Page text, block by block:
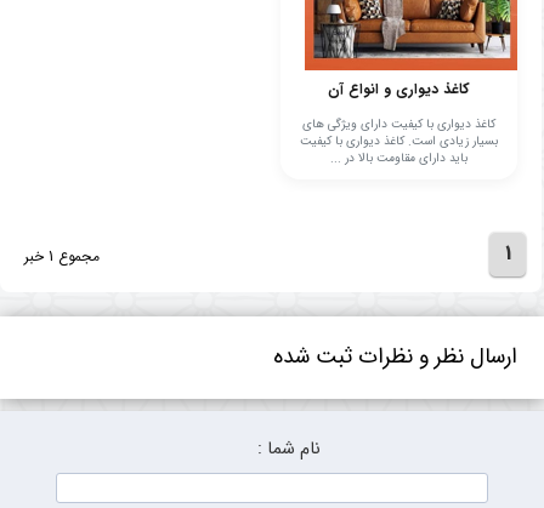
کاغذ دیواری و انواع آن
کاغذ دیواری با کیفیت دارای ویژگی های
بسیار زیادی است. کاغذ دیواری با کیفیت
باید دارای مقاومت بالا در ...
1 مجموع 1 خبر
ارسال نظر و نظرات ثبت شده
نام شما :